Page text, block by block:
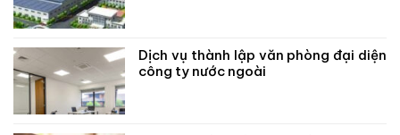
Dịch vụ thành lập văn phòng đại diện
công ty nước ngoài